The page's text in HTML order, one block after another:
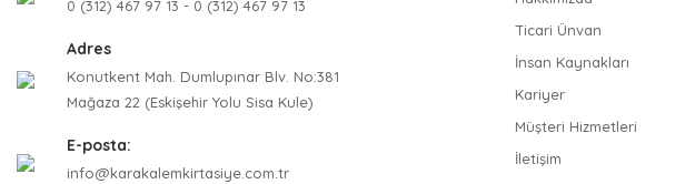
0 (312) 467 97 13 - 0 (312) 467 97 13
Adres
Konutkent Mah. Dumlupınar Blv. No:381
Mağaza 22 (Eskişehir Yolu Sisa Kule)
E-posta:
info@karakalemkirtasiye.com.tr
Ticari Ünvan
İnsan Kaynakları
Kariyer
Müşteri Hizmetleri
İletişim